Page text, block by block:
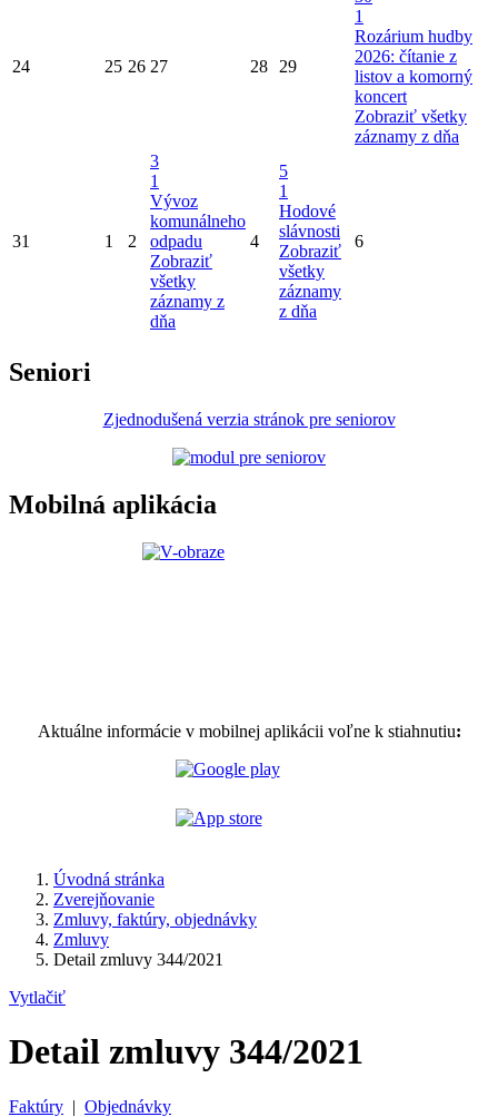
24 25 26 27 28 29
1
Rozárium hudby
2026: čítanie z
listov a komorný
koncert
Zobraziť všetky
záznamy z dňa
31 1 2
3
1
Vývoz
komunálneho
odpadu
Zobraziť
všetky
záznamy z
dňa
4
5
1
Hodové
slávnosti
Zobraziť
všetky
záznamy
z dňa
6
Seniori
Zjednodušená verzia stránok pre seniorov
Mobilná aplikácia
Aktuálne informácie v mobilnej aplikácii voľne k stiahnutiu:
Úvodná stránka
Zverejňovanie
Zmluvy, faktúry, objednávky
Zmluvy
Detail zmluvy 344/2021
Vytlačiť
Detail zmluvy 344/2021
Faktúry | Objednávky